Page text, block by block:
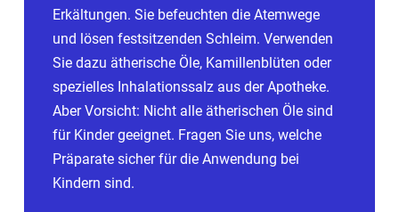
Erkältungen. Sie befeuchten die Atemwege
und lösen festsitzenden Schleim. Verwenden
Sie dazu ätherische Öle, Kamillenblüten oder
spezielles Inhalationssalz aus der Apotheke.
Aber Vorsicht: Nicht alle ätherischen Öle sind
für Kinder geeignet. Fragen Sie uns, welche
Präparate sicher für die Anwendung bei
Kindern sind.